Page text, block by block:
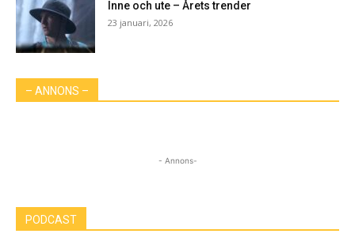
Inne och ute – Årets trender
23 januari, 2026
– ANNONS –
- Annons-
PODCAST